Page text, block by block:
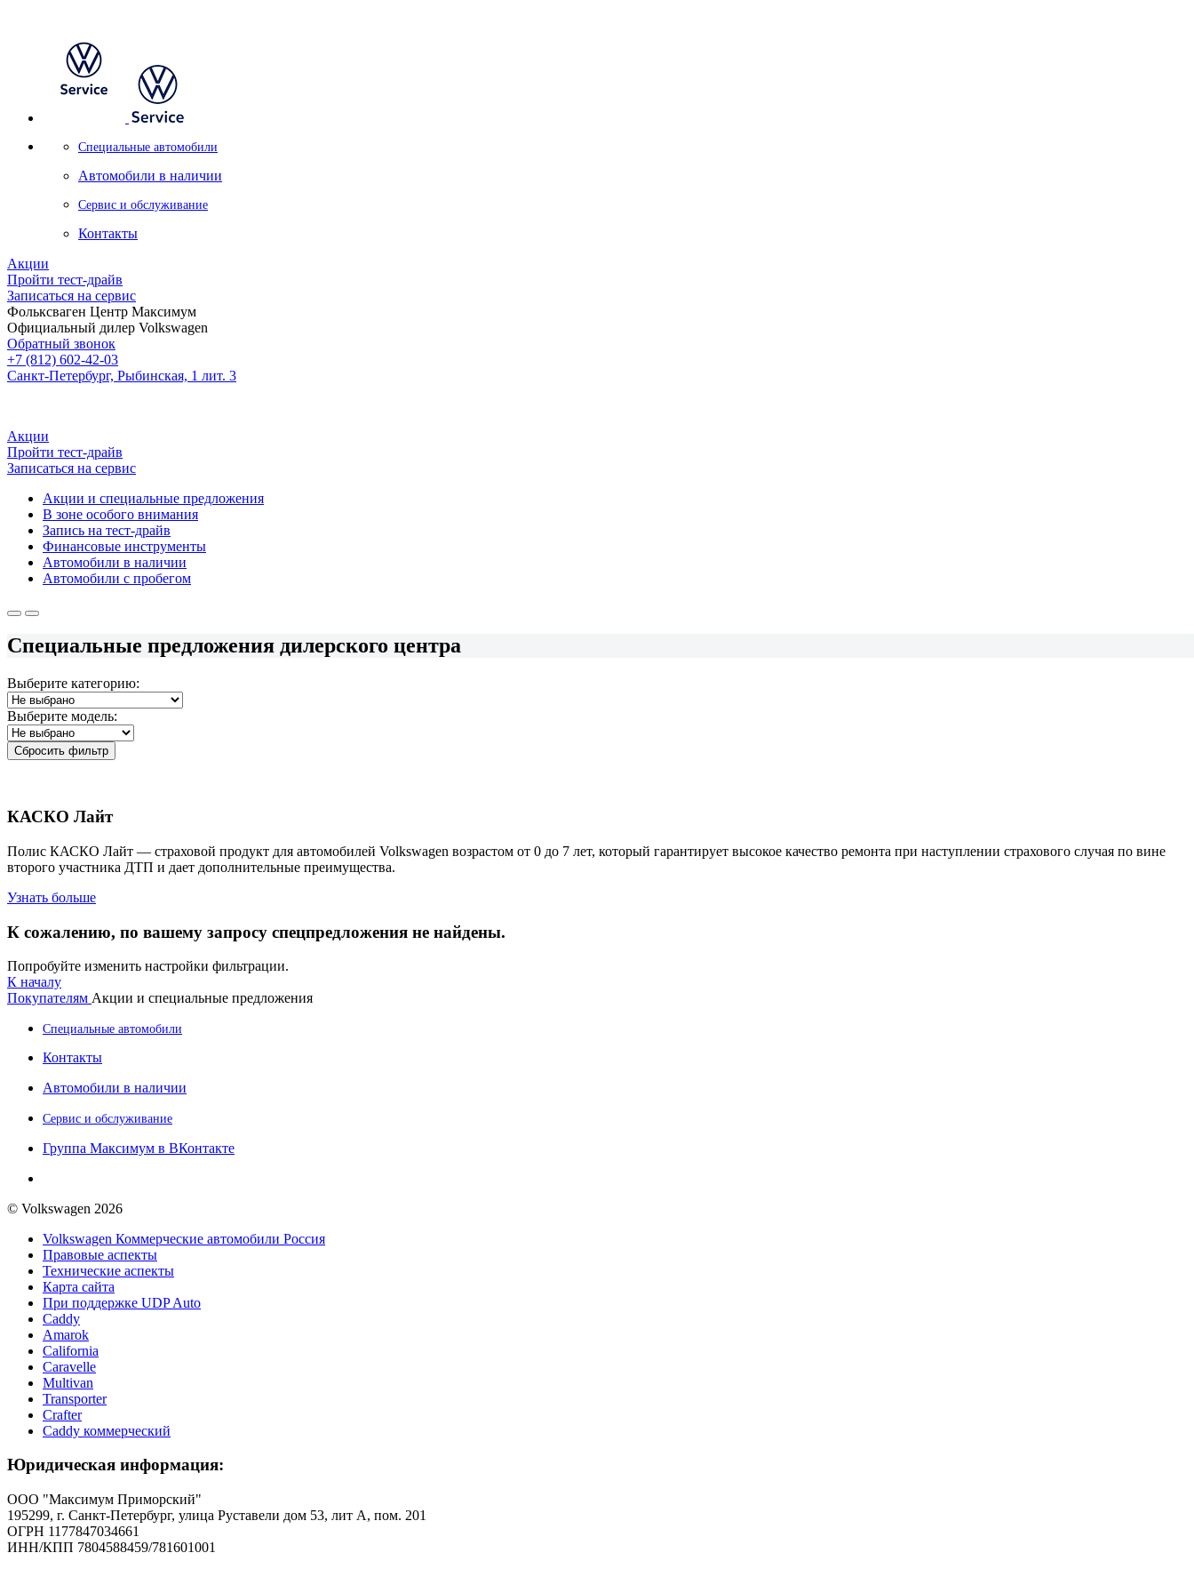
Специальные автомобили
Автомобили в наличии
Сервис и обслуживание
Контакты
Акции
Пройти тест-драйв
Записаться на сервис
Фольксваген Центр Максимум
Официальный дилер Volkswagen
Обратный звонок
+7 (812) 602-42-03
Санкт-Петербург, Рыбинская, 1 лит. 3
Акции
Пройти тест-драйв
Записаться на сервис
Акции и специальные предложения
В зоне особого внимания
Запись на тест-драйв
Финансовые инструменты
Автомобили в наличии
Автомобили с пробегом
Специальные предложения дилерского центра
Выберите категорию:
Выберите модель:
Сбросить фильтр
КАСКО Лайт
Полис КАСКО Лайт — страховой продукт для автомобилей Volkswagen возрастом от 0 до 7 лет, который гарантирует высокое качество ремонта при наступлении страхового случая по вине
второго участника ДТП и дает дополнительные преимущества.
Узнать больше
К сожалению, по вашему запросу спецпредложения не найдены.
Попробуйте изменить настройки фильтрации.
К началу
Покупателям Акции и специальные предложения
Специальные автомобили
Контакты
Автомобили в наличии
Сервис и обслуживание
Группа Максимум в ВКонтакте
© Volkswagen 2026
Volkswagen Коммерческие автомобили Россия
Правовые аспекты
Технические аспекты
Карта сайта
При поддержке UDP Auto
Caddy
Amarok
California
Caravelle
Multivan
Transporter
Crafter
Caddy коммерческий
Юридическая информация:
ООО "Максимум Приморский"
195299, г. Санкт-Петербург, улица Руставели дом 53, лит А, пом. 201
ОГРН 1177847034661
ИНН/КПП 7804588459/781601001